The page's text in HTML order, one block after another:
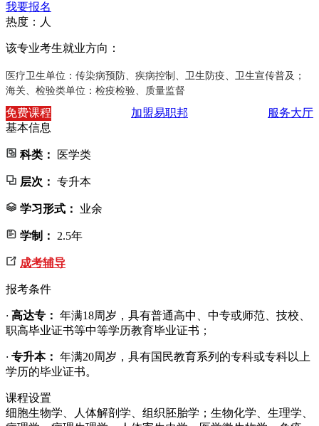
我要报名
热度： 人
该专业考生就业方向：
医疗卫生单位：传染病预防、疾病控制、卫生防疫、卫生宣传普及；
海关、检验类单位：检疫检验、质量监督
免费课程 加盟易职邦
服务大厅
基本信息
科类： 医学类
层次： 专升本
学习形式： 业余
学制： 2.5年
成考辅导
报考条件
· 高达专： 年满18周岁，具有普通高中、中专或师范、技校、
职高毕业证书等中等学历教育毕业证书；
· 专升本： 年满20周岁，具有国民教育系列的专科或专科以上
学历的毕业证书。
课程设置
细胞生物学、人体解剖学、组织胚胎学；生物化学、生理学、